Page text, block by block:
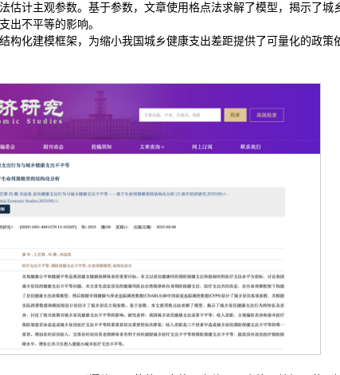
估计主观参数。基于参数，文章使用格点法求解了模型，揭示了城
出不平等的影响。
构化建模框架，为缩小我国城乡健康支出差距提供了可量化的政策